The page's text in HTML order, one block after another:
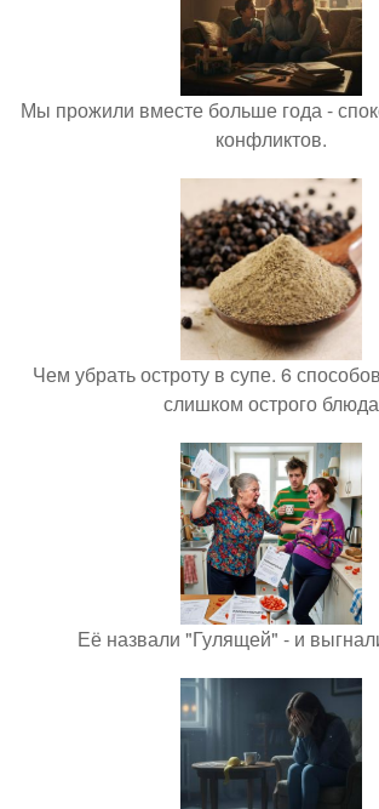
Мы прожили вместе больше года -
конфликтов.
Чем убрать остроту в супе. 6
слишком острого блюда
Её назвали "Гулящей" - и